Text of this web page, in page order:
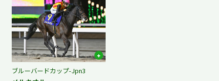
ブルーバードカップ-Jpn3